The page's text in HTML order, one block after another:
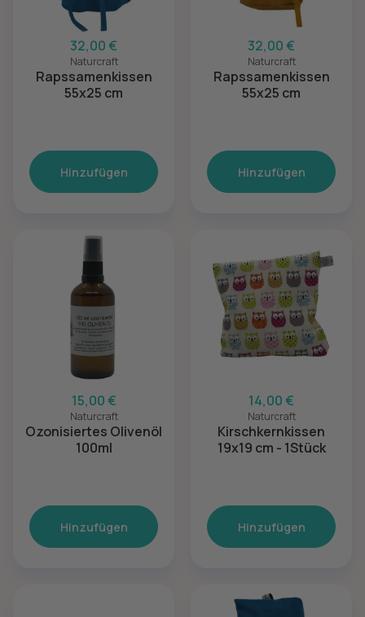
32,00 €
Naturcraft
Rapssamenkissen
55x25 cm
Hinzufügen
32,00 €
Naturcraft
Rapssamenkissen
55x25 cm
Hinzufügen
15,00 €
Naturcraft
Ozonisiertes Olivenöl
100ml
Hinzufügen
14,00 €
Naturcraft
Kirschkernkissen
19x19 cm - 1Stück
Hinzufügen